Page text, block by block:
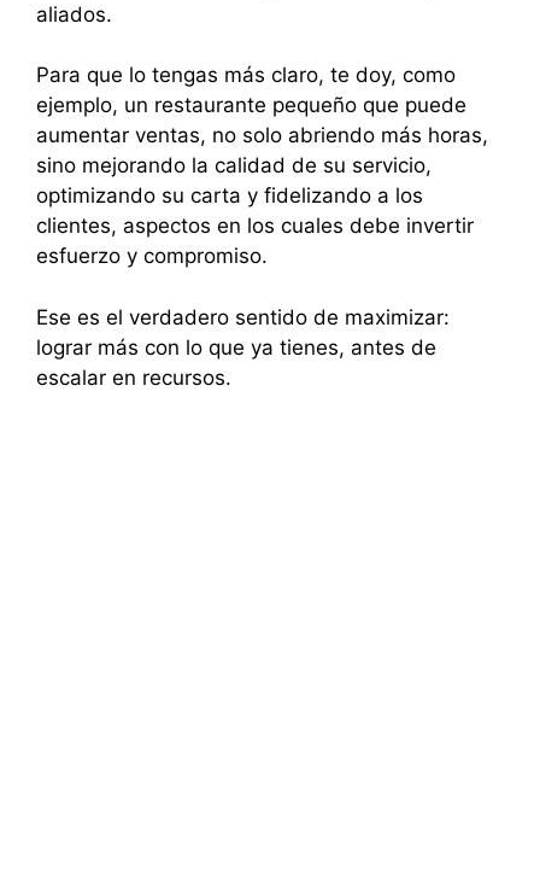
aliados.
Para que lo tengas más claro, te doy, como
ejemplo, un restaurante pequeño que puede
aumentar ventas, no solo abriendo más horas,
sino mejorando la calidad de su servicio,
optimizando su carta y fidelizando a los
clientes, aspectos en los cuales debe invertir
esfuerzo y compromiso.
Ese es el verdadero sentido de maximizar:
lograr más con lo que ya tienes, antes de
escalar en recursos.